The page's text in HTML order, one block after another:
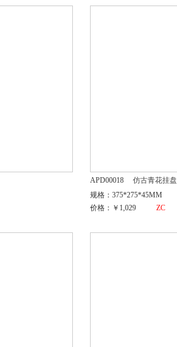
APD00018
仿古青花挂盘
规格：375*275*45MM
价格：￥1,029
ZC